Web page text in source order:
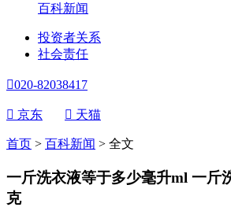
百科新闻
投资者关系
社会责任
020-82038417
 京东  天猫
首页 > 百科新闻 > 全文
一斤洗衣液等于多少毫升ml 一斤
克